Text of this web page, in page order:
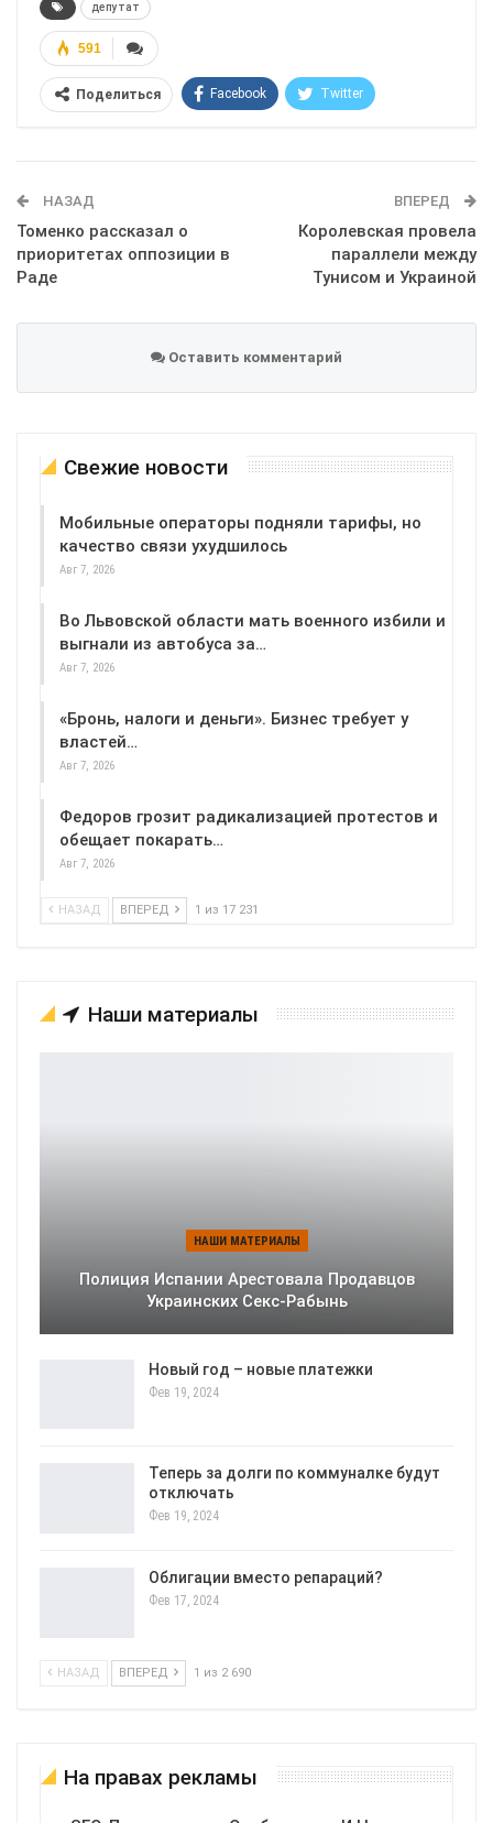
депутат
591
Поделиться Facebook Twitter
НАЗАД
Томенко рассказал о
приоритетах оппозиции в
Раде
ВПЕРЕД
Королевская провела
параллели между
Тунисом и Украиной
Оставить комментарий
Свежие новости
Мобильные операторы подняли тарифы, но
качество связи ухудшилось
Авг 7, 2026
Во Львовской области мать военного избили и
выгнали из автобуса за…
Авг 7, 2026
«Бронь, налоги и деньги». Бизнес требует у
властей…
Авг 7, 2026
Федоров грозит радикализацией протестов и
обещает покарать…
Авг 7, 2026
НАЗАД ВПЕРЕД 1 из 17 231
Наши материалы
НАШИ МАТЕРИАЛЫ
Полиция Испании Арестовала Продавцов
Украинских Секс-Рабынь
Новый год – новые платежки
Фев 19, 2024
Теперь за долги по коммуналке будут
отключать
Фев 19, 2024
Облигации вместо репараций?
Фев 17, 2024
НАЗАД ВПЕРЕД 1 из 2 690
На правах рекламы